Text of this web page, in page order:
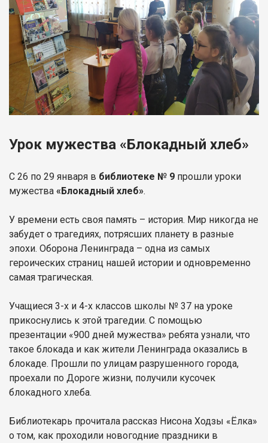
Урок мужества «Блокадный хлеб»
С 26 по 29 января в библиотеке № 9 прошли уроки
мужества «Блокадный хлеб».
У времени есть своя память – история. Мир никогда не
забудет о трагедиях, потрясших планету в разные
эпохи. Оборона Ленинграда – одна из самых
героических страниц нашей истории и одновременно
самая трагическая.
Учащиеся 3-х и 4-х классов школы № 37 на уроке
прикоснулись к этой трагедии. С помощью
презентации «900 дней мужества» ребята узнали, что
такое блокада и как жители Ленинграда оказались в
блокаде. Прошли по улицам разрушенного города,
проехали по Дороге жизни, получили кусочек
блокадного хлеба.
Библиотекарь прочитала рассказ Нисона Ходзы «Ёлка»
о том, как проходили новогодние праздники в